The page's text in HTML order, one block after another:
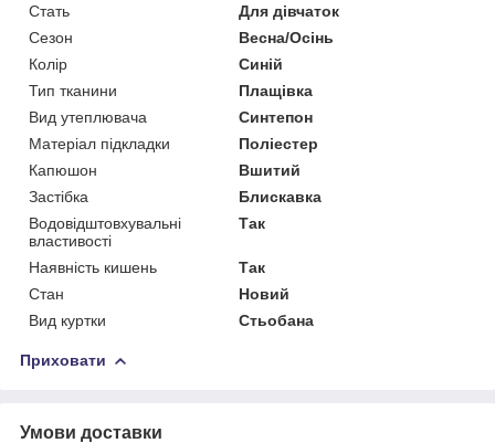
Стать
Для дівчаток
Сезон
Весна/Осінь
Колір
Синій
Тип тканини
Плащівка
Вид утеплювача
Синтепон
Матеріал підкладки
Поліестер
Капюшон
Вшитий
Застібка
Блискавка
Водовідштовхувальні
властивості
Так
Наявність кишень
Так
Стан
Новий
Вид куртки
Стьобана
Приховати
Умови доставки